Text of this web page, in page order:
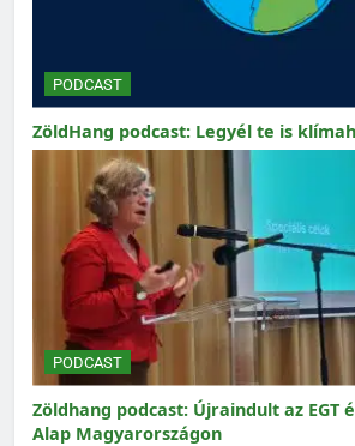
PODCAST
ZöldHang podcast: Legyél te is
PODCAST
Zöldhang podcast: Újraindult az EGT
Alap Magyarországon